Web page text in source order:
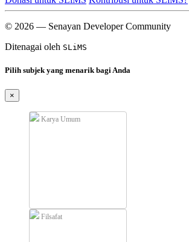
© 2026 — Senayan Developer Community
Ditenagai oleh SLiMS
Pilih subjek yang menarik bagi Anda
×
Karya Umum
Filsafat